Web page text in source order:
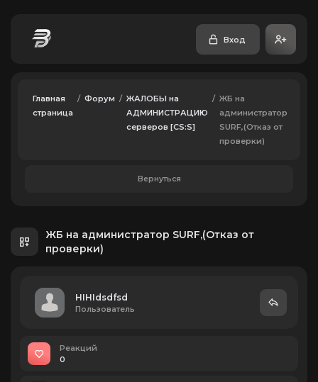
Вход
Главная
страница
/ Форум / ЖАЛОБЫ на
АДМИНИСТРАЦИЮ
серверов [CS:S]
/ ЖБ на
администратор
SURF,(Отказ от
проверки)
Вернуться
ЖБ на администратор SURF,(Отказ от
проверки)
HIHIdsdfsd
Пользователь
Реакций
0